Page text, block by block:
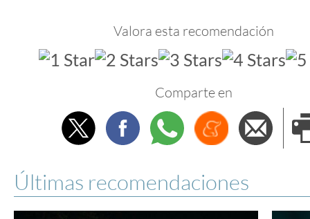
Valora esta recomendación
Comparte en
TwitterFacebookWhatsappMenéame
Últimas recomendaciones